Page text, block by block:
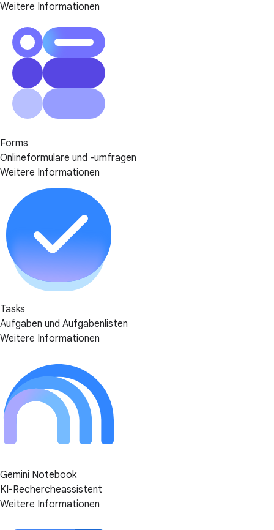
Weitere Informationen
Forms
Onlineformulare und -umfragen
Weitere Informationen
Tasks
Aufgaben und Aufgabenlisten
Weitere Informationen
Gemini Notebook
KI-Rechercheassistent
Weitere Informationen